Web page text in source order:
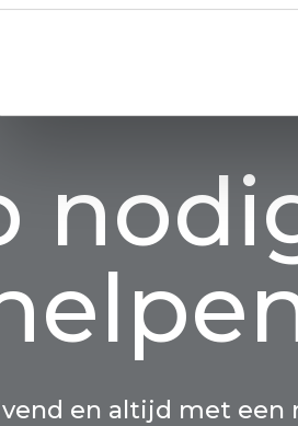
en altijd met een